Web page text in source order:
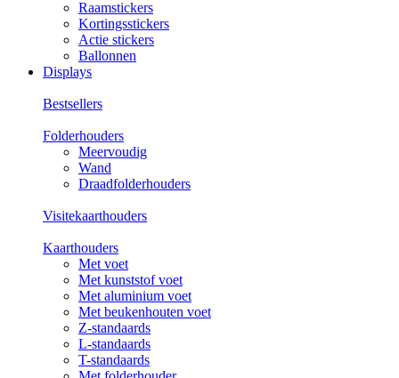
Raamstickers
Kortingsstickers
Actie stickers
Ballonnen
Displays
Bestsellers
Folderhouders
Meervoudig
Wand
Draadfolderhouders
Visitekaarthouders
Kaarthouders
Met voet
Met kunststof voet
Met aluminium voet
Met beukenhouten voet
Z-standaards
L-standaards
T-standaards